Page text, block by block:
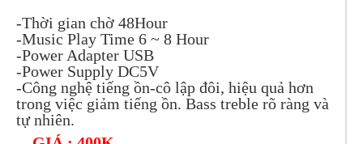
-Thời gian chờ 48Hour
-Music Play Time 6 ~ 8 Hour
-Power Adapter USB
-Power Supply DC5V
-Công nghệ tiếng ồn-cô lập đôi, hiệu quả hơn
trong việc giảm tiếng ồn. Bass treble rõ ràng và
tự nhiên.